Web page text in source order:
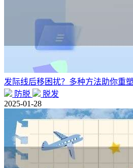
发际线后移困扰？多种方法助你重
防脱
脱发
2025-01-28